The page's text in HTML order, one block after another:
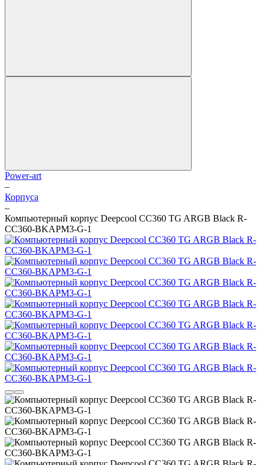
Power-art
–
Корпуса
–
Компьютерный корпус Deepcool CC360 TG ARGB Black R-
CC360-BKAPM3-G-1